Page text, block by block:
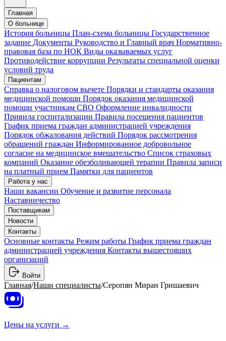
Главная
О больнице
История больницы План-схема больницы Государственное
задание Документы Руководство и Главный врач Нормативно-
правовая база по НОК Виды оказываемых услуг
Противодействие коррупции Результаты специальной оценки
условий труда
Пациентам
Справка о налоговом вычете Порядки и стандарты оказания
медицинской помощи Порядок оказания медицинской
помощи участникам СВО Оформление инвалидности
Привила госпитализации Правила посещения пациентов
График приема граждан администрацией учреждения
Порядок обжалования действий Порядок рассмотрения
обращений граждан Информированное добровольное
согласие на медицинское вмешательство Список страховых
компаний Оказание обезболивающей терапии Правила записи
на платный прием Памятки для пациентов
Работа у нас
Наши вакансии Обучение и развитие персонала
Наставничество
Поставщикам
Новости
Контакты
Основные контакты Режим работы График приема граждан
администрацией учреждения Контакты вышестоящих
организаций
Войти
Главная/Наши специалисты/Серопян Миран Гришаевич
Цены на услуги →